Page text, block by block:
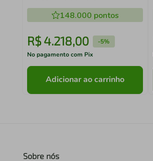
148.000 pontos
R$ 4.218,00 -5%
No pagamento com Pix
Adicionar ao carrinho
Sobre nós